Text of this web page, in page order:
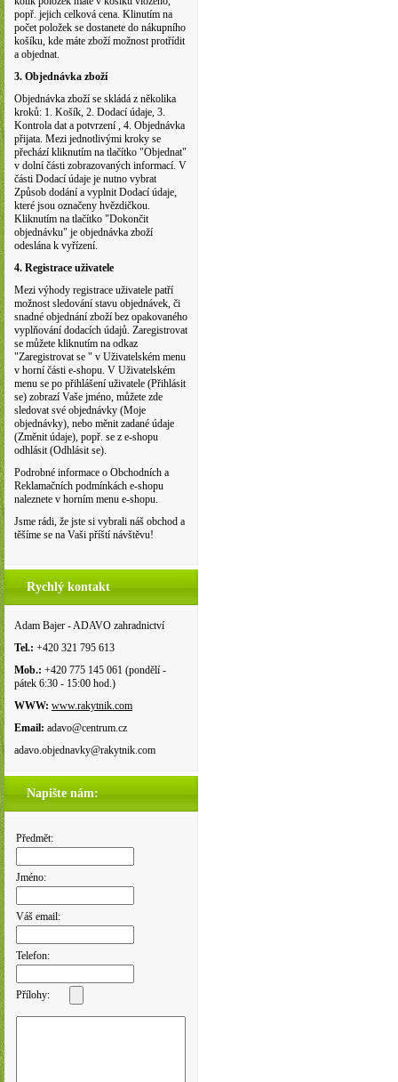
popř. jejich celková cena. Klinutím na
počet položek se dostanete do nákupního
košíku, kde máte zboží možnost protřídit
a objednat.
3. Objednávka zboží
Objednávka zboží se skládá z několika
kroků: 1. Košík, 2. Dodací údaje, 3.
Kontrola dat a potvrzení , 4. Objednávka
přijata. Mezi jednotlivými kroky se
přechází kliknutím na tlačítko "Objednat"
v dolní části zobrazovaných informací. V
části Dodací údaje je nutno vybrat
Způsob dodání a vyplnit Dodací údaje,
které jsou označeny hvězdičkou.
Kliknutím na tlačítko "Dokončit
objednávku" je objednávka zboží
odeslána k vyřízení.
4. Registrace uživatele
Mezi výhody registrace uživatele patří
možnost sledování stavu objednávek, či
snadné objednání zboží bez opakovaného
vyplňování dodacích údajů. Zaregistrovat
se můžete kliknutím na odkaz
"Zaregistrovat se " v Uživatelském menu
v horní části e-shopu. V Uživatelském
menu se po přihlášení uživatele (Přihlásit
se) zobrazí Vaše jméno, můžete zde
sledovat své objednávky (Moje
objednávky), nebo měnit zadané údaje
(Změnit údaje), popř. se z e-shopu
odhlásit (Odhlásit se).
Podrobné informace o Obchodních a
Reklamačních podmínkách e-shopu
naleznete v horním menu e-shopu.
Jsme rádi, že jste si vybrali náš obchod a
těšíme se na Vaši příští návštěvu!
Rychlý kontakt
Adam Bajer - ADAVO zahradnictví
Tel.: +420 321 795 613
Mob.: +420 775 145 061 (pondělí -
pátek 6:30 - 15:00 hod.)
WWW: www.rakytnik.com
Email: adavo@centrum.cz
adavo.objednavky@rakytnik.com
Napište nám:
Předmět:
Jméno:
Váš email:
Telefon:
Přílohy: